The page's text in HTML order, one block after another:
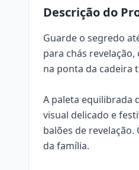
Descrição do
Guarde o segredo
para chás
na ponta da cadeira
A paleta equilibrada
visual delicado e
balões de
da família.